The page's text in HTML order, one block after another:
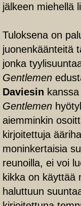
jälkeen miehellä
Tuloksena on
juonenkäänteitä
jonka
Gentlemen
Daviesin
Gentlemen
aiemminkin
kirjoitettuja
moninkertaisia
reunoilla, ei voi
kikka on käyttää
haluttuun